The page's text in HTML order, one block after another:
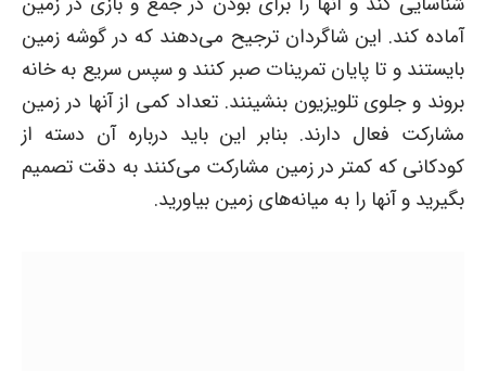
آماده کند. این شاگردان ترجیح می‌دهند که در گوشه زمین
بایستند و تا پایان تمرینات صبر کنند و سپس سریع به خانه
بروند و جلوی تلویزیون بنشینند. تعداد کمی از آنها در زمین
مشارکت فعال دارند. بنابر این باید درباره آن دسته از
کودکانی که کمتر در زمین مشارکت می‌کنند به دقت تصمیم
بگیرید و آنها را به میانه‌های زمین بیاورید.